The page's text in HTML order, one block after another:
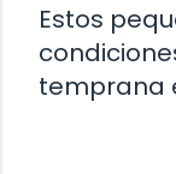
Estos
temprana